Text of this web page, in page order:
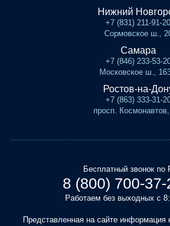
Нижний
+7 (831) 211-91-20
Сормовское ш.,
Самара
+7 (846) 233-53-
Московское ш.,
Ростов-на-
+7 (863) 333-31-
просп.
Бесплатный звонок по
8 (800) 700-37-
Работаем без выходных с
Представленная на сайте информация